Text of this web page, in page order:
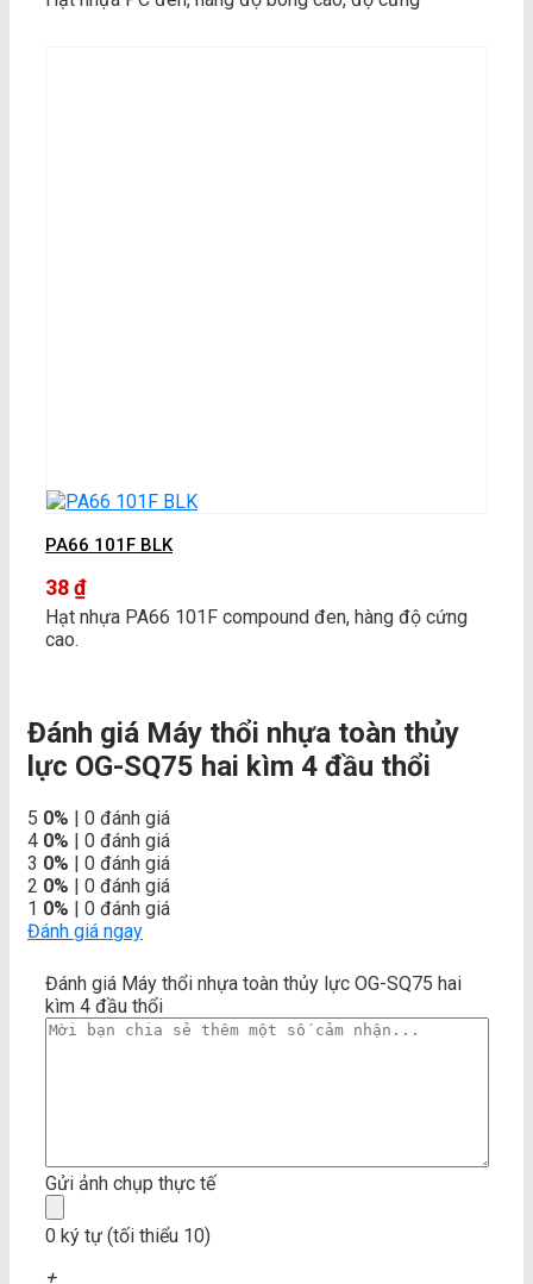
PA66 101F BLK
38₫
Hạt nhựa PA66 101F compound đen, hàng độ cứng
cao.
Đánh giá Máy thổi nhựa toàn thủy
lực OG-SQ75 hai kìm 4 đầu thổi
5 0% | 0 đánh giá
4 0% | 0 đánh giá
3 0% | 0 đánh giá
2 0% | 0 đánh giá
1 0% | 0 đánh giá
Đánh giá ngay
Đánh giá Máy thổi nhựa toàn thủy lực OG-SQ75 hai
kìm 4 đầu thổi
Gửi ảnh chụp thực tế
0 ký tự (tối thiểu 10)
+